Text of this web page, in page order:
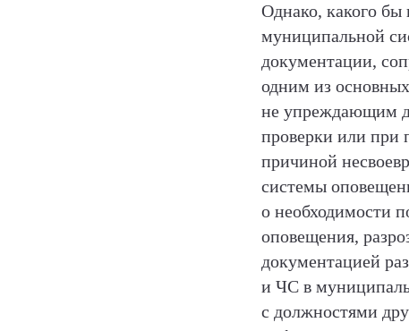
Однако, какого бы
муниципальной
документации,
одним из
не упреждающим
проверки или при
причиной
системы
о необходимости
оповещения,
документацией
и ЧС в
с должностями